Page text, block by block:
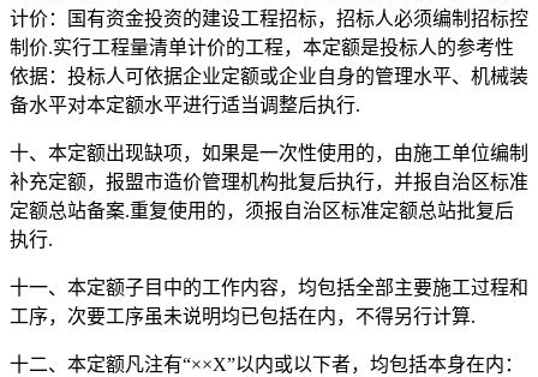
计价：国有资金投资的建设工程招标，招标人必须编制招标控
制价.实行工程量清单计价的工程，本定额是投标人的参考性
依据：投标人可依据企业定额或企业自身的管理水平、机械装
备水平对本定额水平进行适当调整后执行.
十、本定额出现缺项，如果是一次性使用的，由施工单位编制
补充定额，报盟市造价管理机构批复后执行，并报自治区标准
定额总站备案.重复使用的，须报自治区标准定额总站批复后
执行.
十一、本定额子目中的工作内容，均包括全部主要施工过程和
工序，次要工序虽未说明均已包括在内，不得另行计算.
十二、本定额凡注有“××X”以内或以下者，均包括本身在内：